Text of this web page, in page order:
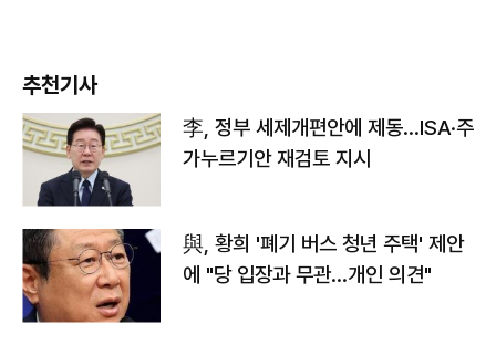
추천기사
李, 정부 세제개편안에 제동…ISA·주
가누르기안 재검토 지시
與, 황희 '폐기 버스 청년 주택' 제안
에 "당 입장과 무관…개인 의견"